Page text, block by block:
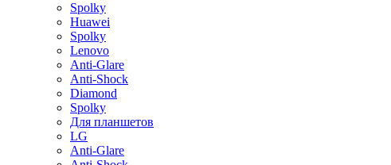
Spolky
Huawei
Spolky
Lenovo
Anti-Glare
Anti-Shock
Diamond
Spolky
Для планшетов
LG
Anti-Glare